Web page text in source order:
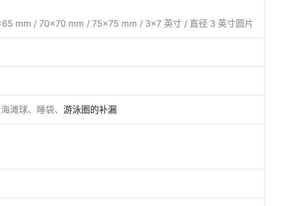
mm / 70×70 mm / 75×75 mm / 3×7 英寸 / 直径 3 英寸圆片
滩球、睡袋、 游泳圈的补漏